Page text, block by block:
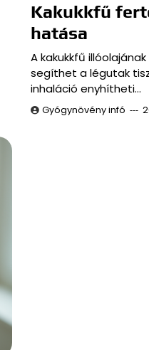
Kakukkfű
hatása
A kakukkfű
segíthet a légutak
inhaláció enyhítheti…
Gyógynövény infó